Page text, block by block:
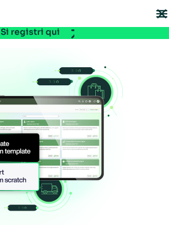
Si registri qui